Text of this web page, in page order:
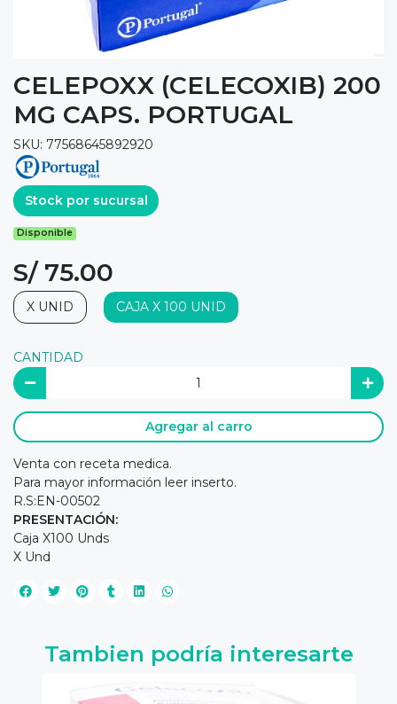
CELEPOXX (CELECOXIB) 200
MG CAPS. PORTUGAL
SKU: 77568645892920
Stock por sucursal
Disponible
S/ 75.00
X UNID CAJA X 100 UNID
CANTIDAD
Agregar al carro
Venta con receta medica.
Para mayor información leer inserto.
R.S:EN-00502
PRESENTACIÓN:
Caja X100 Unds
X Und
Tambien podría interesarte